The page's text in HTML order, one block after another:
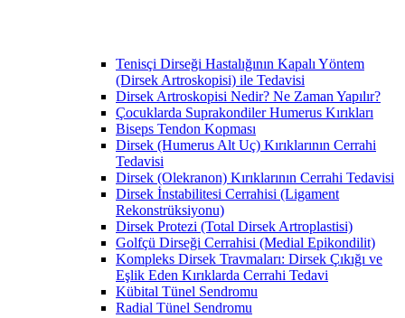
Tenisçi Dirseği Hastalığının Kapalı Yöntem
(Dirsek Artroskopisi) ile Tedavisi
Dirsek Artroskopisi Nedir? Ne Zaman Yapılır?
Çocuklarda Suprakondiler Humerus Kırıkları
Biseps Tendon Kopması
Dirsek (Humerus Alt Uç) Kırıklarının Cerrahi
Tedavisi
Dirsek (Olekranon) Kırıklarının Cerrahi Tedavisi
Dirsek İnstabilitesi Cerrahisi (Ligament
Rekonstrüksiyonu)
Dirsek Protezi (Total Dirsek Artroplastisi)
Golfçü Dirseği Cerrahisi (Medial Epikondilit)
Kompleks Dirsek Travmaları: Dirsek Çıkığı ve
Eşlik Eden Kırıklarda Cerrahi Tedavi
Kübital Tünel Sendromu
Radial Tünel Sendromu